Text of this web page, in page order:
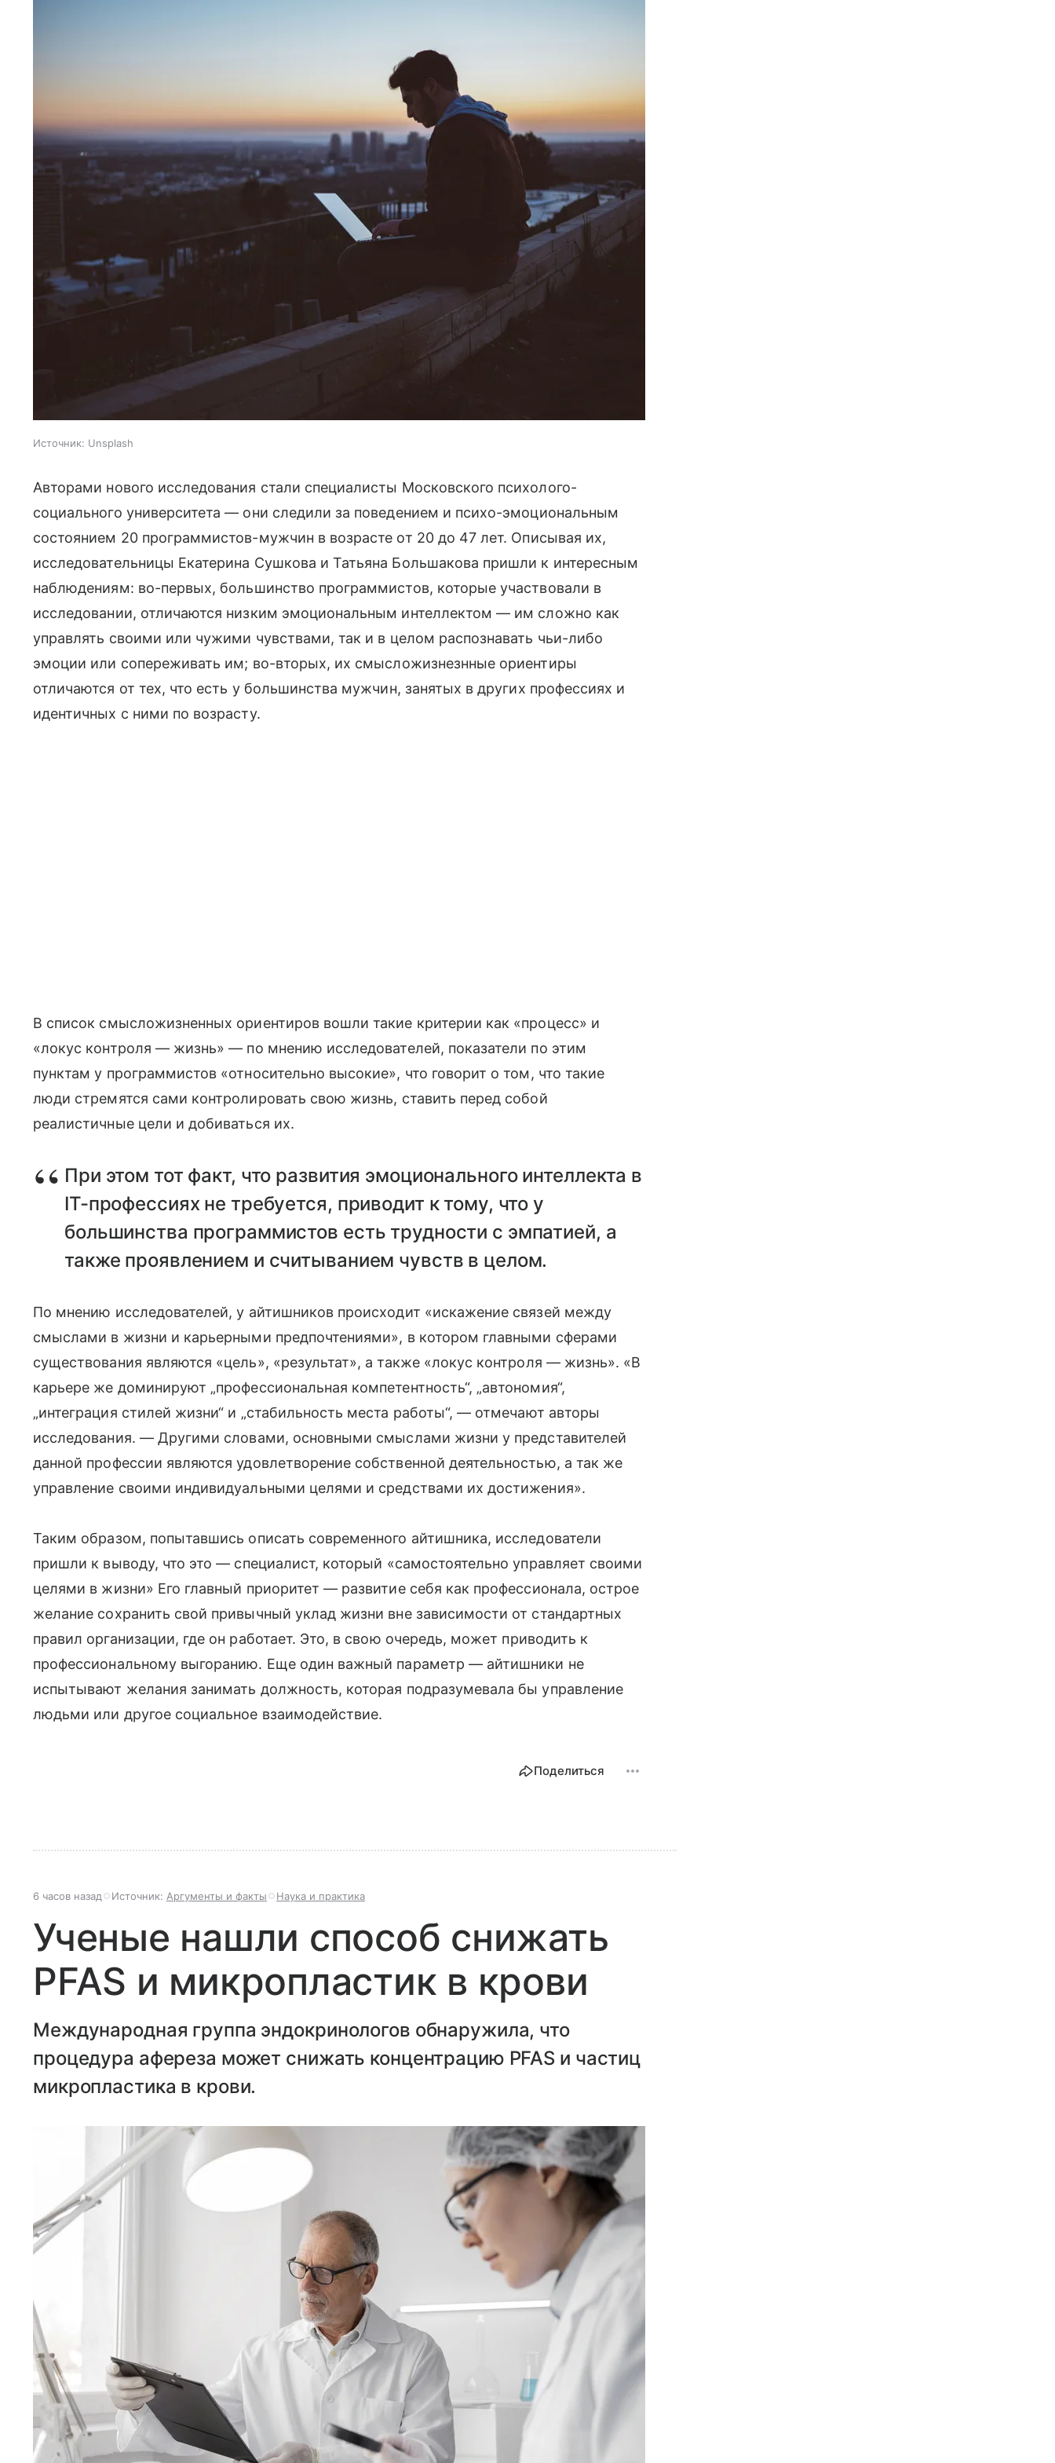
Источник: Unsplash
Авторами нового исследования стали специалисты Московского психолого-
социального университета — они следили за поведением и психо-эмоциональным
состоянием 20 программистов-мужчин в возрасте от 20 до 47 лет. Описывая их,
исследовательницы Екатерина Сушкова и Татьяна Большакова пришли к интересным
наблюдениям: во-первых, большинство программистов, которые участвовали в
исследовании, отличаются низким эмоциональным интеллектом — им сложно как
управлять своими или чужими чувствами, так и в целом распознавать чьи-либо
эмоции или сопереживать им; во-вторых, их смысложизнезнные ориентиры
отличаются от тех, что есть у большинства мужчин, занятых в других профессиях и
идентичных с ними по возрасту.
В список смысложизненных ориентиров вошли такие критерии как «процесс» и
«локус контроля — жизнь» — по мнению исследователей, показатели по этим
пунктам у программистов «относительно высокие», что говорит о том, что такие
люди стремятся сами контролировать свою жизнь, ставить перед собой
реалистичные цели и добиваться их.
При этом тот факт, что развития эмоционального интеллекта в
IT-профессиях не требуется, приводит к тому, что у
большинства программистов есть трудности с эмпатией, а
также проявлением и считыванием чувств в целом.
По мнению исследователей, у айтишников происходит «искажение связей между
смыслами в жизни и карьерными предпочтениями», в котором главными сферами
существования являются «цель», «результат», а также «локус контроля — жизнь». «В
карьере же доминируют „профессиональная компетентность“, „автономия“,
„интеграция стилей жизни“ и „стабильность места работы“, — отмечают авторы
исследования. — Другими словами, основными смыслами жизни у представителей
данной профессии являются удовлетворение собственной деятельностью, а так же
управление своими индивидуальными целями и средствами их достижения».
Таким образом, попытавшись описать современного айтишника, исследователи
пришли к выводу, что это — специалист, который «самостоятельно управляет своими
целями в жизни» Его главный приоритет — развитие себя как профессионала, острое
желание сохранить свой привычный уклад жизни вне зависимости от стандартных
правил организации, где он работает. Это, в свою очередь, может приводить к
профессиональному выгоранию. Еще один важный параметр — айтишники не
испытывают желания занимать должность, которая подразумевала бы управление
людьми или другое социальное взаимодействие.
Поделиться
6 часов назад Источник: Аргументы и факты Наука и практика
Ученые нашли способ снижать
PFAS и микропластик в крови
Международная группа эндокринологов обнаружила, что
процедура афереза может снижать концентрацию PFAS и частиц
микропластика в крови.